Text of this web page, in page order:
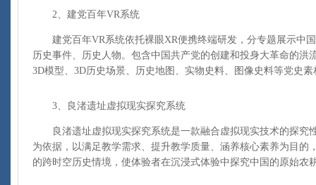
2、建党百年VR系统
建党百年VR系统依托裸眼XR便携终端研发，分专题展示中
历史事件、历史人物。包含中国共产党的创建和投身大革命的洪
3D模型、3D历史场景、历史地图、实物史料、图像史料等党史
3、良渚遗址虚拟现实探究系统
良渚遗址虚拟现实探究系统是一款融合虚拟现实技术的探究
为依据，以满足教学需求、提升教学质量、涵养核心素养为目的
的跨时空历史情境，使体验者在沉浸式体验中探究中国的原始农